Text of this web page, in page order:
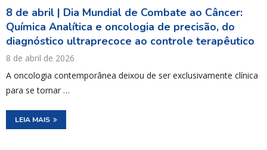
8 de abril | Dia Mundial de Combate ao Câncer:
Química Analítica e oncologia de precisão, do
diagnóstico ultraprecoce ao controle terapêutico
8 de abril de 2026
A oncologia contemporânea deixou de ser exclusivamente clínica
para se tornar …
LEIA MAIS